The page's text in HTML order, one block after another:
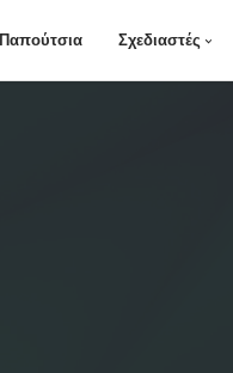
Παπούτσια Σχεδιαστές